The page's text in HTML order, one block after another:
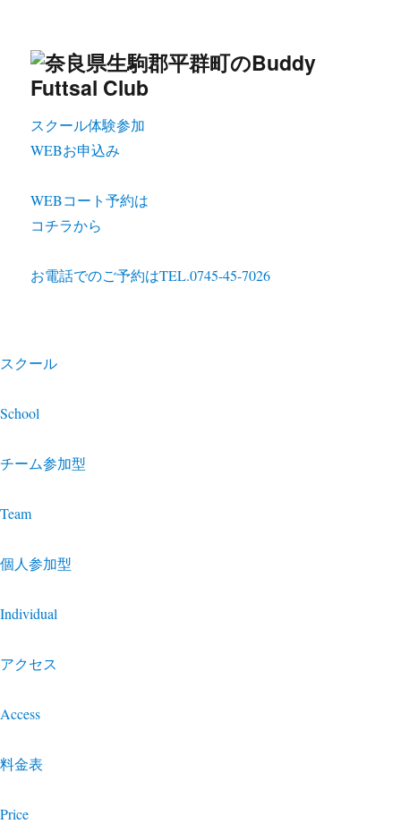
スクール体験参加
WEBお申込み
WEBコート予約は
コチラから
お電話でのご予約はTEL.0745-45-7026
スクール
School
チーム参加型
Team
個人参加型
Individual
アクセス
Access
料金表
Price